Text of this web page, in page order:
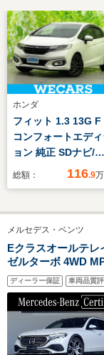
ホンダ
フィット 1.3 13G F
コンフォートエデ
ョン 純正 SDナビ/シ
ートヒーター/ヘッド
続/ETC/EBD付
滑り防止装置/アイド
リングストップ/バ
クモニター/フルセ
TV/エアバッグ 運転
総額： 116.9
メルセデス・ベンツ
Eクラスオールテ
ゼルターボ 4WD
リル/ヘッドアップ
ィブアンビエント
ディーラー保証 車両品質